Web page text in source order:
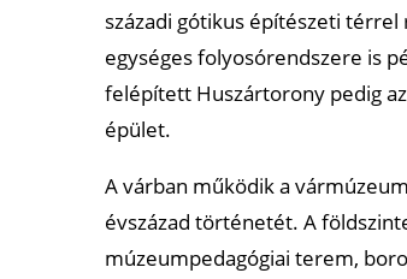
századi gótikus építészeti
egységes folyosórendszere is
felépített Huszártorony pedig
épület.
A várban működik a
évszázad történetét. A
múzeumpedagógiai terem,